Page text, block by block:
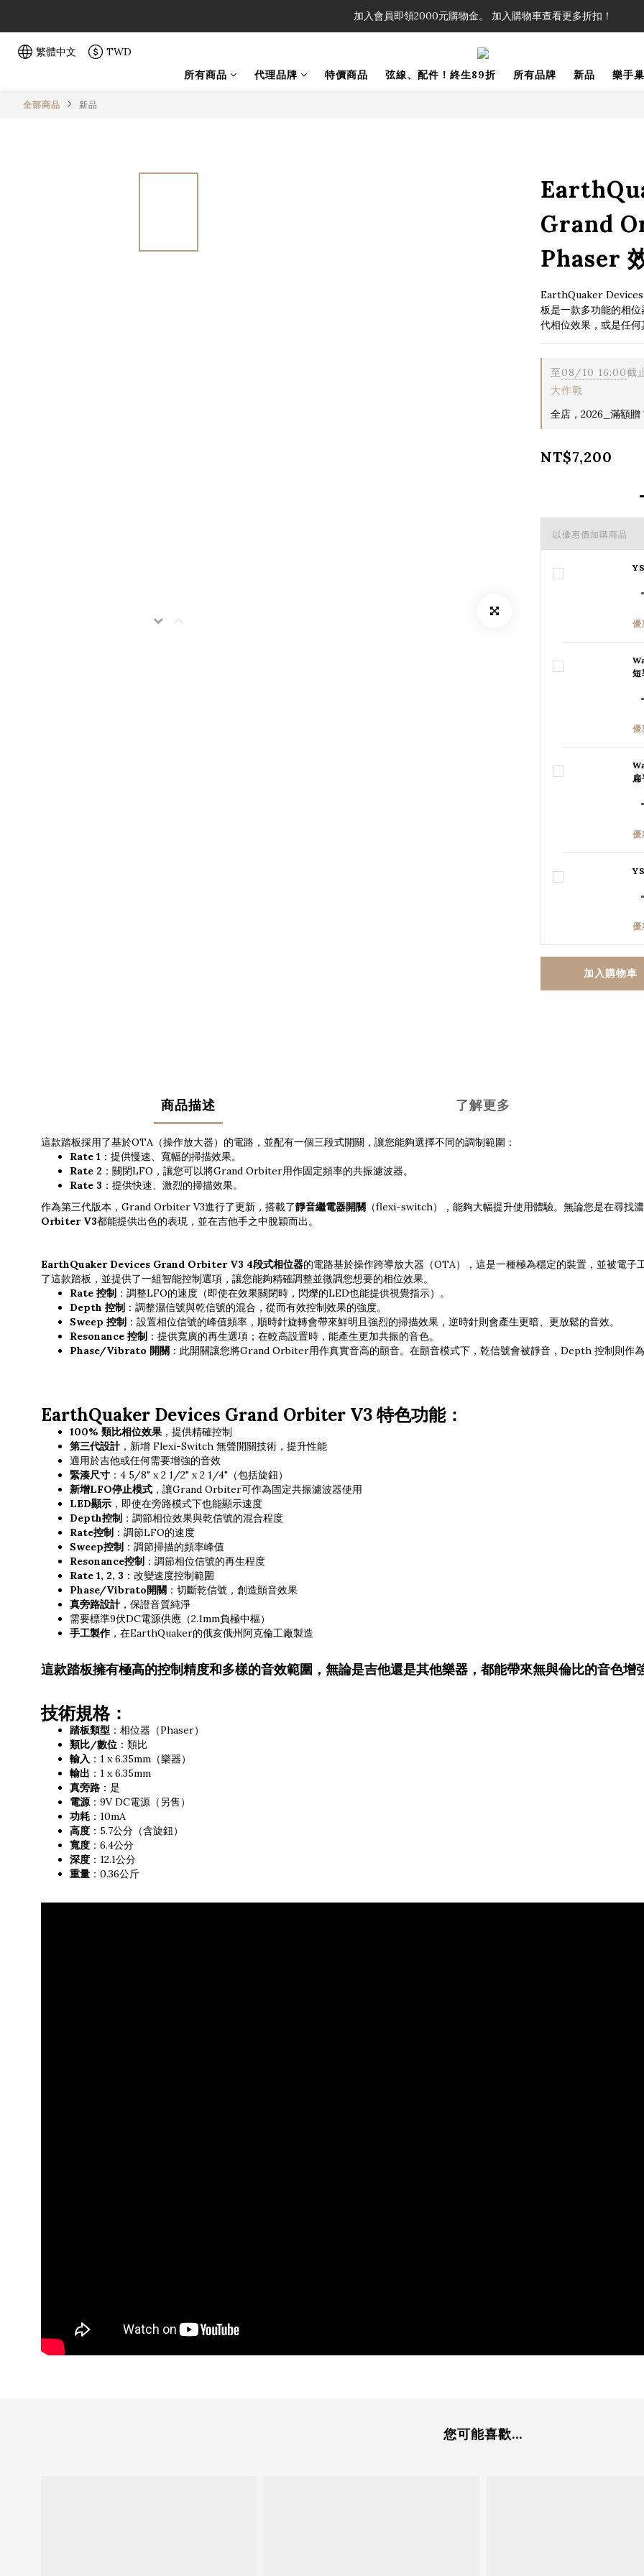
「一生弦命！」單筆購買弦線、配件滿$999（不含運費），即可享有弦線、配件終
加入會員即領2000元購物金。 加入購物車查看更多折扣！
「一生弦命！」單筆購買弦線、配件滿$999（不含運費），即可享有弦線、配件終
繁體中文
TWD
所有商品
代理品牌 特價商品 弦線、配件！終生89折 所有品牌 新品 樂手
全部商品 新品
Grand
Phaser
EarthQuaker
板是一款多功能的相
代相位效果，或是任
至08/10 16:00截
大作戰
全店，2026_滿額
NT$7,200
以優惠價加購商品
加入購物車
商品描述 了解更多
這款踏板採用了基於OTA（操作放大器）的電路，並配有一個三段式開關，讓您能夠選擇不同的調制範圍：
Rate 1 ：提供慢速、寬幅的掃描效果。
Rate 2 ：關閉LFO，讓您可以將Grand Orbiter用作固定頻率的共振濾波器。
Rate 3 ：提供快速、激烈的掃描效果。
作為第三代版本，Grand Orbiter V3進行了更新，搭載了靜音繼電器開關 （flexi-switch），能夠大幅提升使用體驗。無論您是在尋找
Orbiter V3都能提供出色的表現，並在吉他手之中脫穎而出。
EarthQuaker Devices Grand Orbiter V3 4段式相位器的電路基於操作跨導放大器（OTA），這是一種極為穩定的裝置，並被電
了這款踏板，並提供了一組智能控制選項，讓您能夠精確調整並微調您想要的相位效果。
Rate 控制 ：調整LFO的速度（即使在效果關閉時，閃爍的LED也能提供視覺指示）。
Depth 控制 ：調整濕信號與乾信號的混合，從而有效控制效果的強度。
Sweep 控制 ：設置相位信號的峰值頻率，順時針旋轉會帶來鮮明且強烈的掃描效果，逆時針則會產生更暗、更放鬆的音效。
Resonance 控制 ：提供寬廣的再生選項；在較高設置時，能產生更加共振的音色。
Phase/Vibrato 開關 ：此開關讓您將Grand Orbiter用作真實音高的顫音。在顫音模式下，乾信號會被靜音，Depth 控制則作
EarthQuaker Devices Grand Orbiter V3 特色功能：
100% 類比相位效果 ，提供精確控制
第三代設計，新增 Flexi-Switch 無聲開關技術，提升性能
適用於吉他或任何需要增強的音效
緊湊尺寸 ：4 5/8" x 2 1/2" x 2 1/4"（包括旋鈕）
新增LFO停止模式 ，讓Grand Orbiter可作為固定共振濾波器使用
LED顯示 ，即使在旁路模式下也能顯示速度
Depth控制 ：調節相位效果與乾信號的混合程度
Rate控制 ：調節LFO的速度
Sweep控制 ：調節掃描的頻率峰值
Resonance控制 ：調節相位信號的再生程度
Rate 1, 2, 3 ：改變速度控制範圍
Phase/Vibrato開關 ：切斷乾信號，創造顫音效果
真旁路設計，保證音質純淨
需要標準9伏DC電源供應（2.1mm負極中樞）
手工製作，在EarthQuaker的俄亥俄州阿克倫工廠製造
這款踏板擁有極高的控制精度和多樣的音效範圍，無論是吉他還是其他樂器，都能帶來無與倫比的音色增
技術規格：
踏板類型 ：相位器（Phaser）
類比/數位 ：類比
輸入 ：1 x 6.35mm（樂器）
輸出 ：1 x 6.35mm
真旁路 ：是
電源：9V DC電源（另售）
功耗 ：10mA
高度 ：5.7公分（含旋鈕）
寬度 ：6.4公分
深度 ：12.1公分
重量 ：0.36公斤
您可能喜歡...